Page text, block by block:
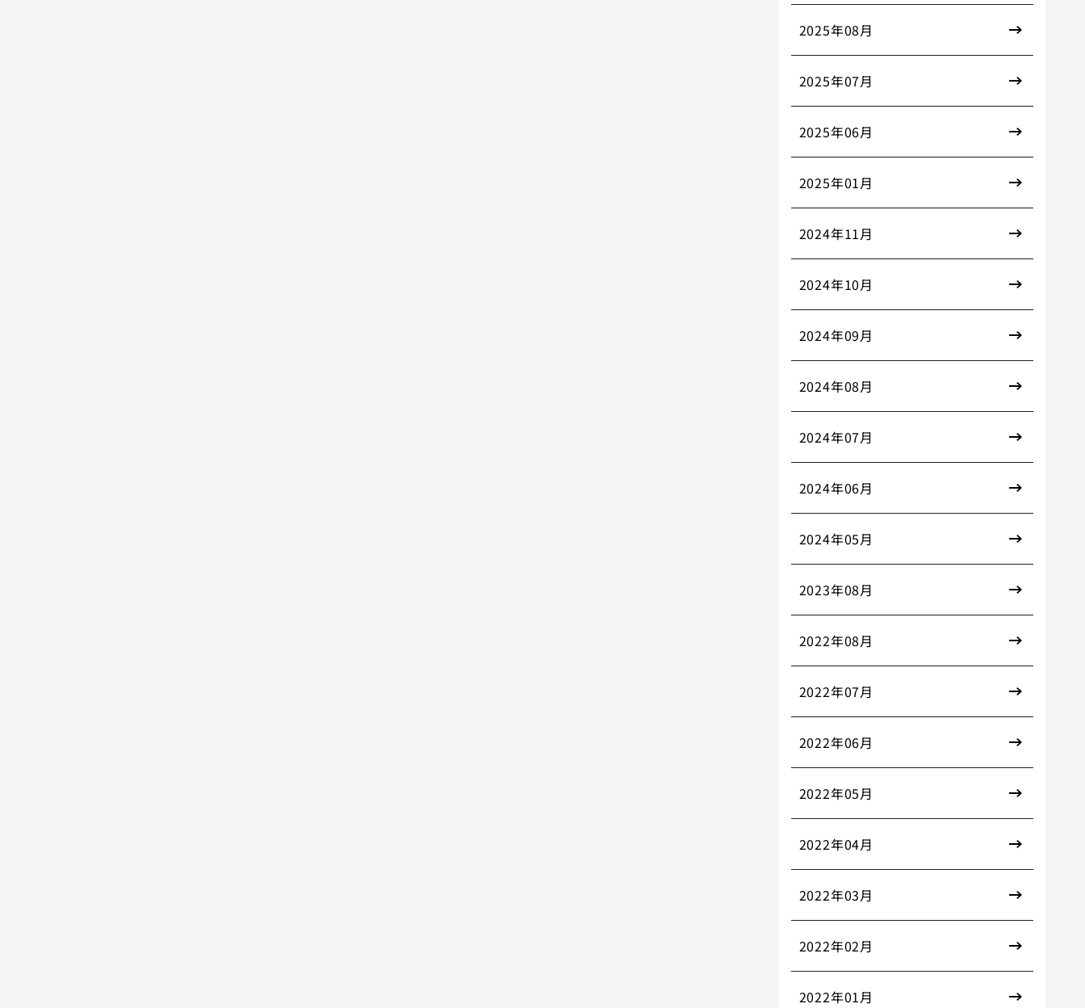
2025年08月
2025年07月
2025年06月
2025年01月
2024年11月
2024年10月
2024年09月
2024年08月
2024年07月
2024年06月
2024年05月
2023年08月
2022年08月
2022年07月
2022年06月
2022年05月
2022年04月
2022年03月
2022年02月
2022年01月